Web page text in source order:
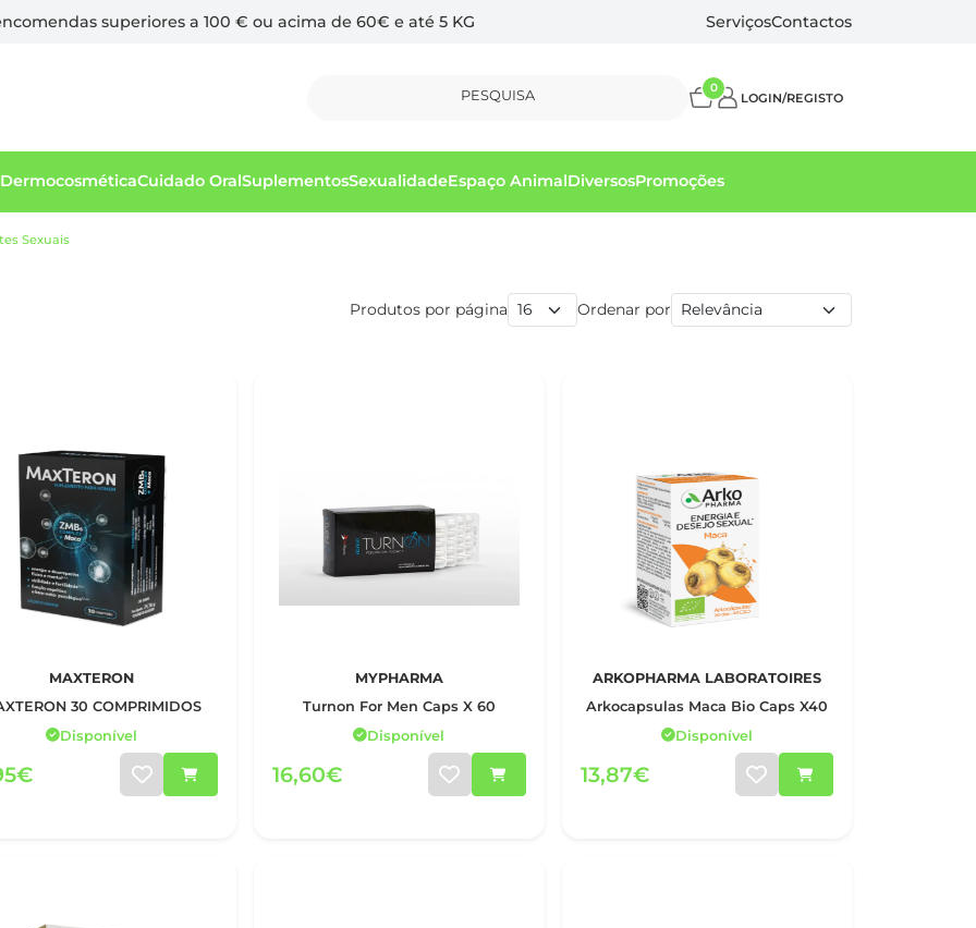
superiores a 100 € ou acima de 60€ e até 5 KG ServiçosContactos
PESQUISA 0
LOGIN/REGISTO
DermocosméticaCuidado OralSuplementosSexualidadeEspaço AnimalDiversosPromoções
Sexuais
Produtos por página Ordenar por
MAXTERON
30 COMPRIMIDOS
Disponível
MYPHARMA
Turnon For Men Caps X 60
Disponível
16,60€
ARKOPHARMA LABORATOIRES
Arkocapsulas Maca Bio Caps X40
Disponível
13,87€